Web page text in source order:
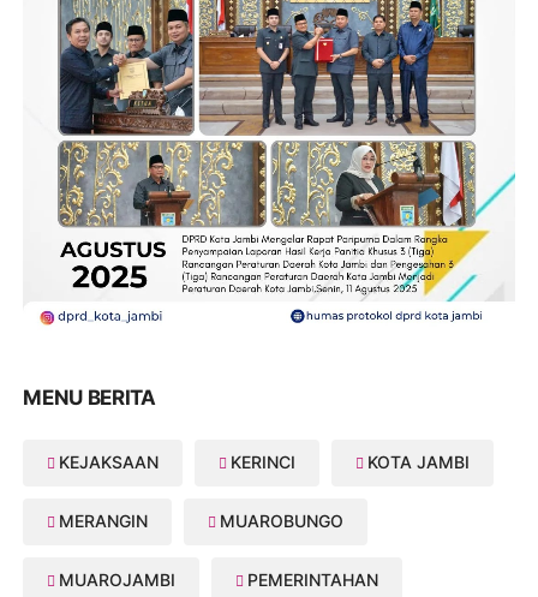
MENU BERITA
KEJAKSAAN KERINCI KOTA JAMBI
MERANGIN MUAROBUNGO
MUAROJAMBI PEMERINTAHAN